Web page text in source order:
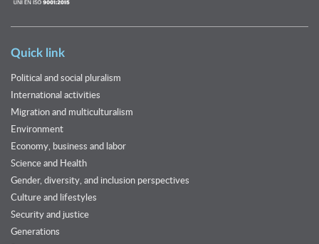
Quick link
Political and social pluralism
International activities
Migration and multiculturalism
Environment
Economy, business and labor
Science and Health
Gender, diversity, and inclusion perspectives
Culture and lifestyles
Security and justice
Generations